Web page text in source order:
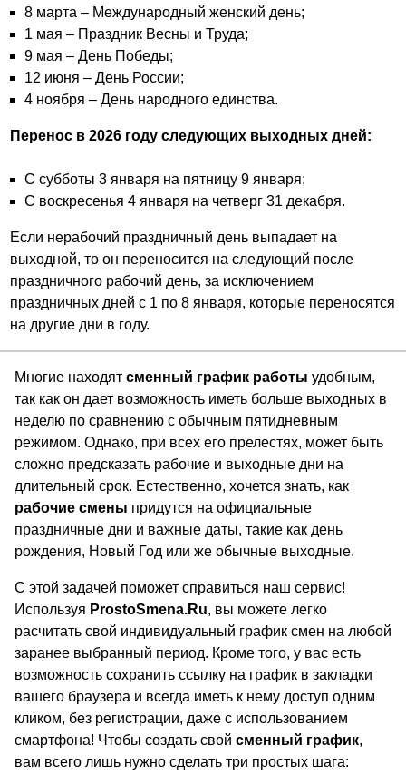
8 марта – Международный женский день;
1 мая – Праздник Весны и Труда;
9 мая – День Победы;
12 июня – День России;
4 ноября – День народного единства.
Перенос в 2026 году следующих выходных дней:
С субботы 3 января на пятницу 9 января;
С воскресенья 4 января на четверг 31 декабря.
Если нерабочий праздничный день выпадает на
выходной, то он переносится на следующий после
праздничного рабочий день, за исключением
праздничных дней с 1 по 8 января, которые переносятся
на другие дни в году.
Многие находят сменный график работы удобным,
так как он дает возможность иметь больше выходных в
неделю по сравнению с обычным пятидневным
режимом. Однако, при всех его прелестях, может быть
сложно предсказать рабочие и выходные дни на
длительный срок. Естественно, хочется знать, как
рабочие смены придутся на официальные
праздничные дни и важные даты, такие как день
рождения, Новый Год или же обычные выходные.
С этой задачей поможет справиться наш сервис!
Используя ProstoSmena.Ru, вы можете легко
расчитать свой индивидуальный график смен на любой
заранее выбранный период. Кроме того, у вас есть
возможность сохранить ссылку на график в закладки
вашего браузера и всегда иметь к нему доступ одним
кликом, без регистрации, даже с использованием
смартфона! Чтобы создать свой сменный график,
вам всего лишь нужно сделать три простых шага: